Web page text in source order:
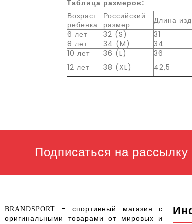
Таблица размеров:
Возраст
ребенка
Российский
размер
Длина
6 лет
32 (S) 31
8 лет
34 (M) 34
10 лет
36 (L) 36
12 лет
38 (XL) 42,5
Подписаться на рассылку
BRANDSPORT
- спортивный магазин с
оригинальными товарами от мировых и